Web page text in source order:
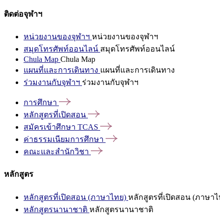
ติดต่อจุฬาฯ
หน่วยงานของจุฬาฯ หน่วยงานของจุฬาฯ
สมุดโทรศัพท์ออนไลน์ สมุดโทรศัพท์ออนไลน์
Chula Map Chula Map
แผนที่และการเดินทาง แผนที่และการเดินทาง
ร่วมงานกับจุฬาฯ ร่วมงานกับจุฬาฯ
การศึกษา
หลักสูตรที่เปิดสอน
สมัครเข้าศึกษา TCAS
ค่าธรรมเนียมการศึกษา
คณะและสำนักวิชา
หลักสูตร
หลักสูตรที่เปิดสอน (ภาษาไทย) หลักสูตรที่เปิดสอน (ภาษาไ
หลักสูตรนานาชาติ หลักสูตรนานาชาติ